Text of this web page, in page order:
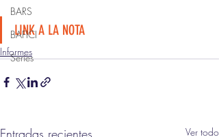
BARS
BAFICI
Series
LINK A LA NOTA
Informes
Entradas recientes Ver todo